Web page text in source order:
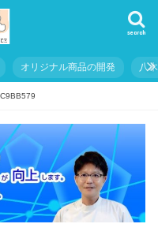
search
オリジナル商品の開発 八